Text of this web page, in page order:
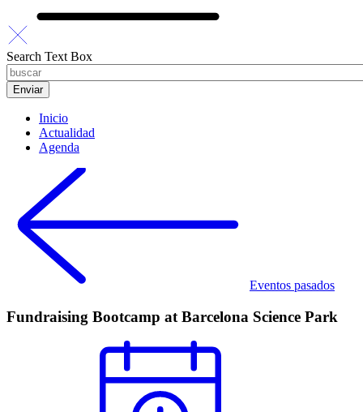
Search Text Box
Inicio
Actualidad
Agenda
Eventos pasados
Fundraising Bootcamp at Barcelona Science Park